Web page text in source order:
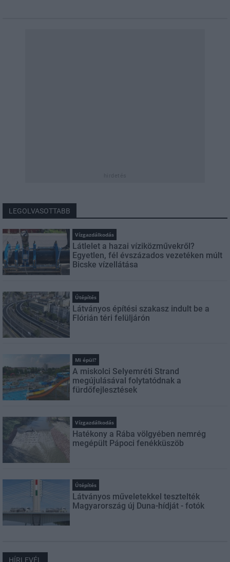
LEGOLVASOTTABB
Vízgazdálkodás
Látlelet a hazai víziközművekről?
Egyetlen, fél évszázados vezetéken múlt
Bicske vízellátása
Útépítés
Látványos építési szakasz indult be a
Flórián téri felüljárón
Mi épül?
A miskolci Selyemréti Strand
megújulásával folytatódnak a
fürdőfejlesztések
Vízgazdálkodás
Hatékony a Rába völgyében nemrég
megépült Pápoci fenékküszöb
Útépítés
Látványos műveletekkel tesztelték
Magyarország új Duna-hídját - fotók
HÍRLEVÉL